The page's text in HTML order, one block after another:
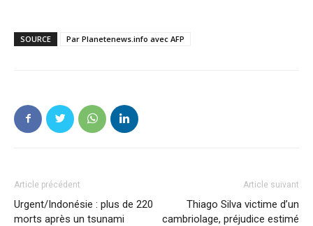
SOURCE Par Planetenews.info avec AFP
Article précédent
Urgent/Indonésie : plus de 220
morts après un tsunami
Article suivant
Thiago Silva victime d’un
cambriolage, préjudice estimé